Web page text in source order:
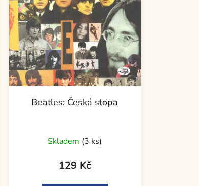
Beatles: Česká stopa
Skladem (3 ks)
129 Kč